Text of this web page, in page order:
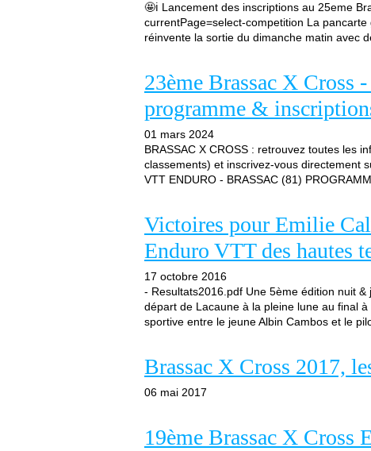
🤩ℹ️ Lancement des inscriptions au 25eme
currentPage=select-competition La
réinvente la sortie du dimanche matin avec
23ème Brassac X Cross
programme &
01 mars 2024
BRASSAC X CROSS : retrouvez toutes les
classements) et inscrivez-vous directement
VTT ENDURO - BRASSAC (81)
Victoires pour Emilie
Enduro VTT des hautes
17 octobre 2016
- Resultats2016.pdf Une 5ème édition nuit
départ de Lacaune à la pleine lune au final
sportive entre le jeune Albin Cambos et le
Brassac X Cross 2017,
06 mai 2017
19ème Brassac X Cross